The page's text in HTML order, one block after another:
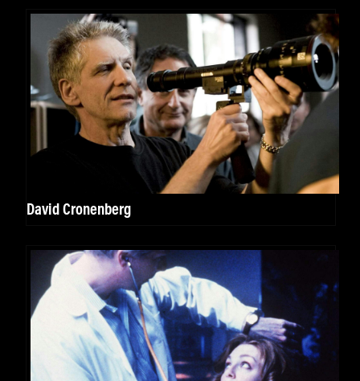
David Cronenberg